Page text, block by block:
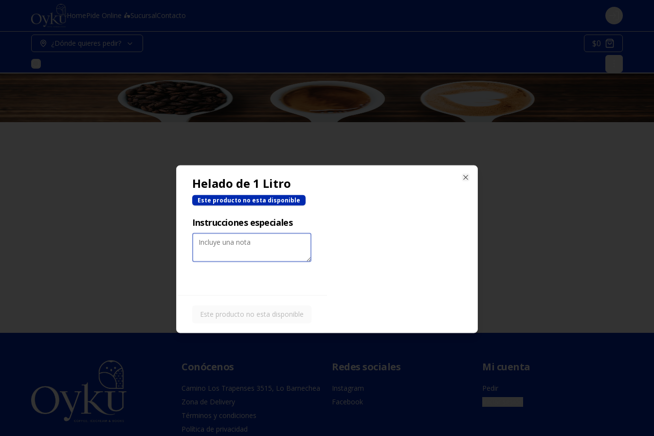
HomePide Online 🛵SucursalContacto Login
¿Dónde quieres pedir? $0
Conócenos
Camino Los Trapenses 3515, Lo Barnechea
Zona de Delivery
Términos y condiciones
Política de privacidad
Redes sociales
Instagram
Facebook
Mi cuenta
Pedir
Helado de 1 Litro
Este producto no esta disponible
Instrucciones especiales
Este producto no esta disponible